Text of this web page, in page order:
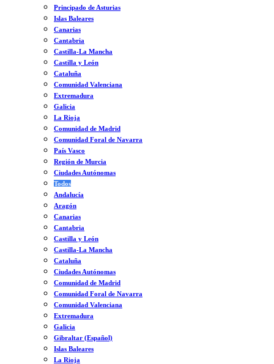
Principado de Asturias
Islas Baleares
Canarias
Cantabria
Castilla-La Mancha
Castilla y León
Cataluña
Comunidad Valenciana
Extremadura
Galicia
La Rioja
Comunidad de Madrid
Comunidad Foral de Navarra
País Vasco
Región de Murcia
Ciudades Autónomas
Todos
Andalucía
Aragón
Canarias
Cantabria
Castilla y León
Castilla-La Mancha
Cataluña
Ciudades Autónomas
Comunidad de Madrid
Comunidad Foral de Navarra
Comunidad Valenciana
Extremadura
Galicia
Gibraltar (Español)
Islas Baleares
La Rioja